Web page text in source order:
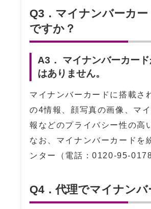
Q3．マイナンバーカ
ですか？
A3． マイナンバーカー
はありません。
マイナンバーカードに搭載さ
の4情報、顔写真の画像、マ
報などのプライバシー性の高
なお、マイナンバーカードを
ンター（電話：0120-95-
Q4．代理でマイナン